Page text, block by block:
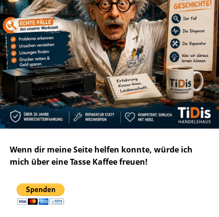
Wenn dir meine Seite helfen konnte, würde ich
mich über eine Tasse Kaffee freuen!